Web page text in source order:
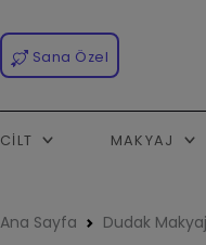
Sana Özel
CILT MAKYAJ
Ana Sayfa Dudak